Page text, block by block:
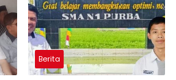
Berita